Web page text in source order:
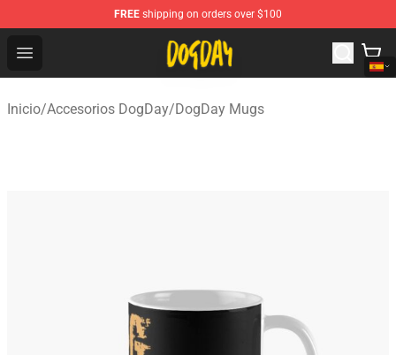
FREE shipping on orders over $100
Open menu
DogDay Store - Official DogDay Merchandise Shop
Inicio/Accesorios DogDay/DogDay Mugs